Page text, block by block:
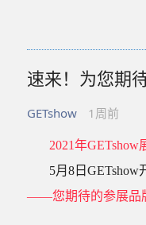
速来！为您期
GETshow 1周前
2021年
5月8日
——您期待的参展品